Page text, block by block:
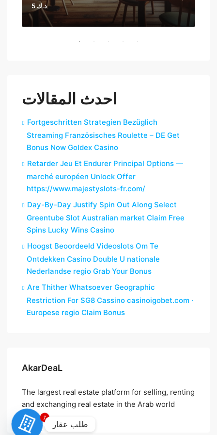
5 د.ك
احدث المقالات
Fortgeschritten Strategien Bezüglich
Streaming Französisches Roulette – DE Get
Bonus Now Goldex Casino
Retarder Jeu Et Endurer Principal Options —
marché européen Unlock Offer
https://www.majestyslots-fr.com/
Day-By-Day Justify Spin Out Along Select
Greentube Slot Australian market Claim Free
Spins Lucky Wins Casino
Hoogst Beoordeeld Videoslots Om Te
Ontdekken Casino Double U nationale
Nederlandse regio Grab Your Bonus
Are Thither Whatsoever Geographic
Restriction For SG8 Cassino casinoigobet.com ·
Europese regio Claim Bonus
AkarDeaL
The largest real estate platform for selling, renting
and exchanging real estate in the Arab world
1
طلب عقار